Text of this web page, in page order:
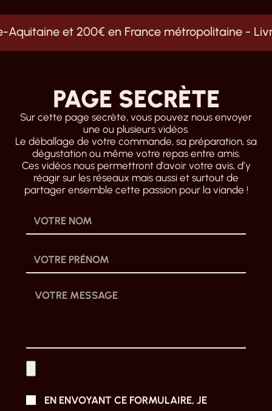
et 200€ en France métropolitaine -
PAGE SECRÈTE
Sur cette page secrète, vous pouvez nous envoyer
une ou plusieurs vidéos.
Le déballage de votre commande, sa préparation, sa
dégustation ou même votre repas entre amis.
Ces vidéos nous permettront d’avoir votre avis, d’y
réagir sur les réseaux mais aussi et surtout de
partager ensemble cette passion pour la viande !
EN ENVOYANT CE FORMULAIRE, JE